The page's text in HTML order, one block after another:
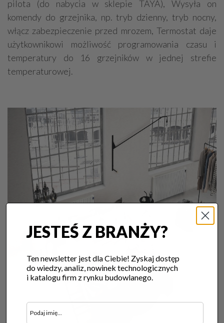
pilota (do nabycia w sklepie TAYA), Wysyła on
komendy do grzejnika, np. tryb dzienny, tryb nocny,
włącz zabezpieczenie przed mrozem, Termostat daje
użytkownikowi możliwość programowania czasu i
temperatury do 16 grzejników w jednej strefie
temperaturowej.
JESTEŚ Z BRANŻY?
Ten newsletter jest dla Ciebie! Zyskaj dostęp
do wiedzy, analiz, nowinek technologicznych
i katalogu firm z rynku budowlanego.